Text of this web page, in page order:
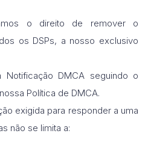
o direito de remover o
os DSPs, a nosso exclusivo
DMCA seguindo o
Política de DMCA.
exigida para responder a uma
não se limita a: